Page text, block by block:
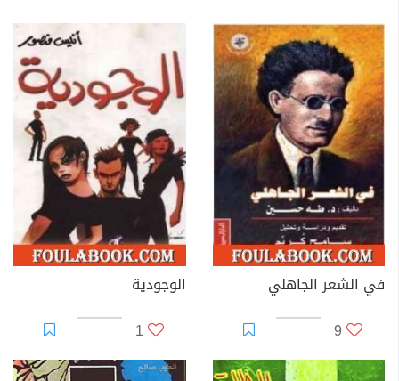
في الشعر الجاهلي
9
الوجودية
1